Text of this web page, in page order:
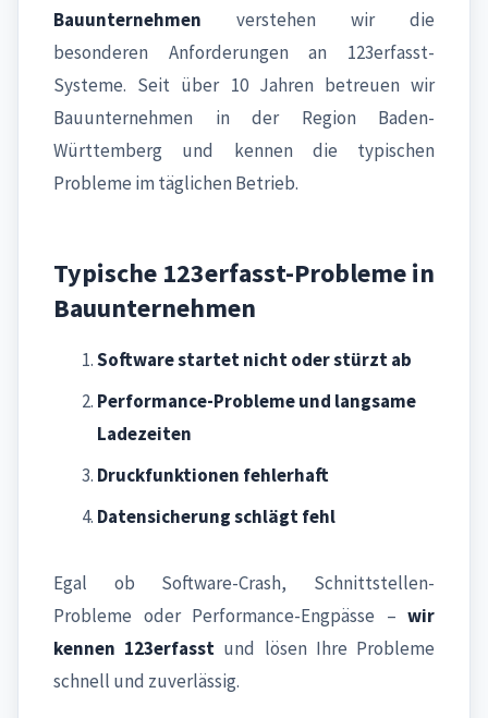
Bauunternehmen verstehen wir die
besonderen Anforderungen an 123erfasst-
Systeme. Seit über 10 Jahren betreuen wir
Bauunternehmen in der Region Baden-
Württemberg und kennen die typischen
Probleme im täglichen Betrieb.
Typische 123erfasst-Probleme in
Bauunternehmen
Software startet nicht oder stürzt ab
Performance-Probleme und langsame
Ladezeiten
Druckfunktionen fehlerhaft
Datensicherung schlägt fehl
Egal ob Software-Crash, Schnittstellen-
Probleme oder Performance-Engpässe – wir
kennen 123erfasst und lösen Ihre Probleme
schnell und zuverlässig.